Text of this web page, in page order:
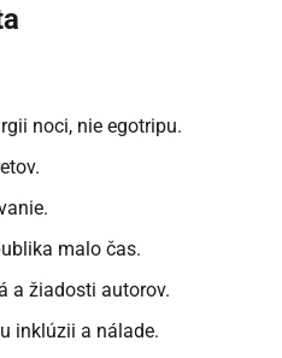
noci, nie egotripu.
malo čas.
a žiadosti autorov.
inklúzii a nálade.